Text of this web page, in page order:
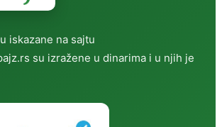
iskazane na sajtu
su izražene u dinarima i u njih je